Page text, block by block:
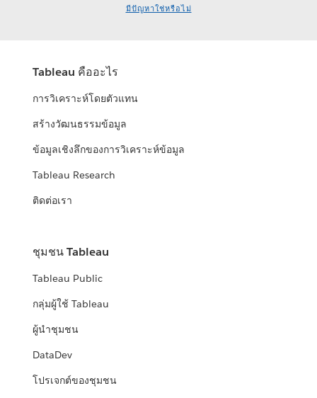
มีปัญหาใช่หรือไม่
Tableau คืออะไร
การวิเคราะห์โดยตัวแทน
สร้างวัฒนธรรมข้อมูล
ข้อมูลเชิงลึกของการวิเคราะห์ข้อมูล
Tableau Research
ติดต่อเรา
ชุมชน Tableau
Tableau Public
กลุ่มผู้ใช้ Tableau
ผู้นำชุมชน
DataDev
โปรเจกต์ของชุมชน